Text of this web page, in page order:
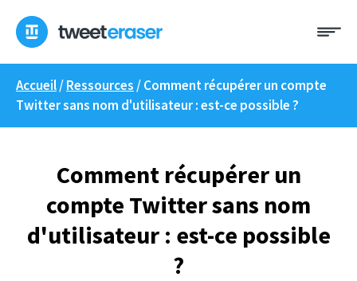
content
Accueil/Ressources /Comment récupérer un compte
Twitter sans nom d'utilisateur : est-ce possible ?
Comment récupérer un
compte Twitter sans nom
d'utilisateur : est-ce possible
?